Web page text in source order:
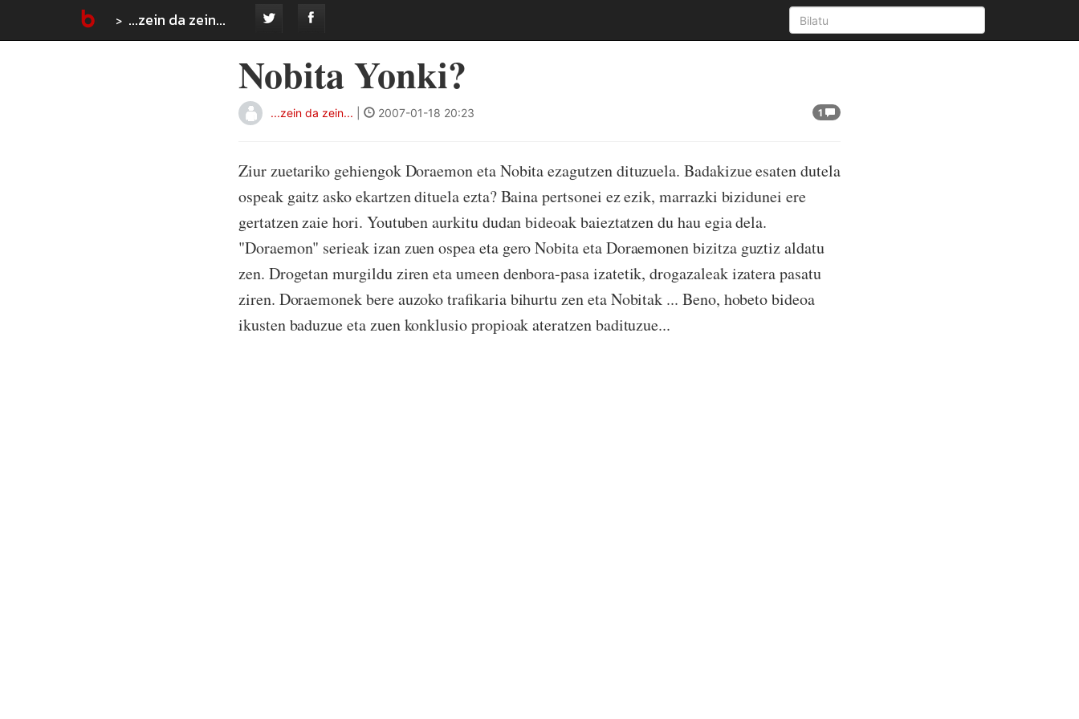
...zein da zein...
Nobita Yonki?
...zein da zein... 2007-01-18 20:23 1
Ziur zuetariko gehiengok Doraemon eta Nobita ezagutzen dituzuela. Badakizue esaten dutela
ospeak gaitz asko ekartzen dituela ezta? Baina pertsonei ez ezik, marrazki bizidunei ere
gertatzen zaie hori. Youtuben aurkitu dudan bideoak baieztatzen du hau egia dela.
"Doraemon" serieak izan zuen ospea eta gero Nobita eta Doraemonen bizitza guztiz aldatu
zen. Drogetan murgildu ziren eta umeen denbora-pasa izatetik, drogazaleak izatera pasatu
ziren. Doraemonek bere auzoko trafikaria bihurtu zen eta Nobitak ... Beno, hobeto bideoa
ikusten baduzue eta zuen konklusio propioak ateratzen badituzue...